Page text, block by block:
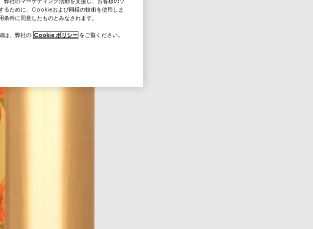
るために、Cookieおよび同様の技術を使用しま
件に同意したものとみなされます。
は、弊社の Cookie ポリシー をご覧ください。